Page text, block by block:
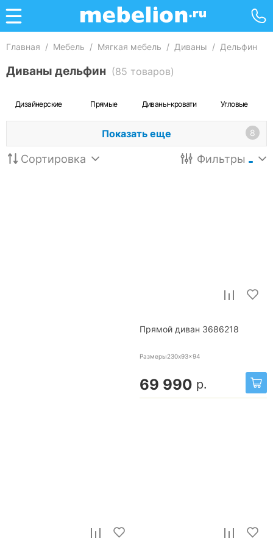
Главная / Мебель / Мягкая мебель / Диваны / Дельфин
Диваны дельфин (85 товаров)
Дизайнерские Прямые Диваны-кровати Угловые
Показать еще 8
Сортировка Фильтры
Прямой диван 3686218
Размеры230x93x94
69 990 р.